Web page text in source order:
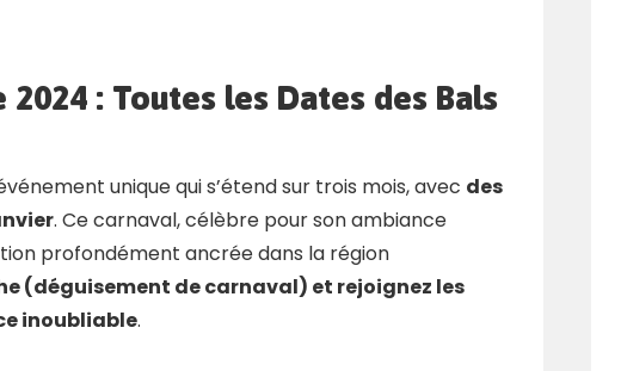
2024 : Toutes les Dates des Bals
unique qui s’étend sur trois mois, avec des
. Ce carnaval, célèbre pour son ambiance
profondément ancrée dans la région
(déguisement de carnaval) et rejoignez les
inoubliable.